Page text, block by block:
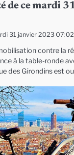
de ce mardi
31 janvier 2023 07:02
contre la
à la table-ronde
des Girondins est